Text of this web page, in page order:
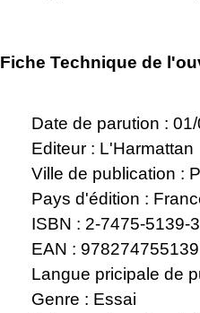
Fiche Technique de
Date de parution :
Editeur : L'Harmattan
Ville de publication :
Pays d'édition :
ISBN : 2-7475-5139-3
EAN :
Langue pricipale de
Genre : Essai